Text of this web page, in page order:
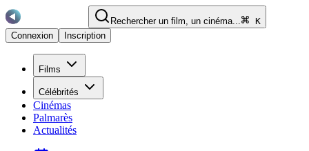
Rechercher un film, un cinéma...
K
Connexion
Inscription
Films
Célébrités
Cinémas
Palmarès
Actualités